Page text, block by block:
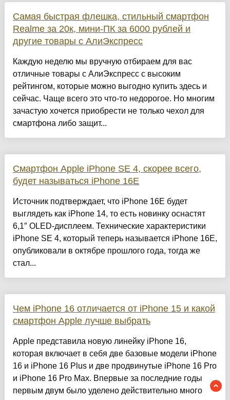
Самая быстрая флешка, стильный смартфон
Realme за 20к, мини-ПК за 6000 рублей и
другие товары с АлиЭкспресс
Каждую неделю мы вручную отбираем для вас
отличные товары с АлиЭкспресс с высоким
рейтингом, которые можно выгодно купить здесь и
сейчас. Чаще всего это что-то недорогое. Но многим
зачастую хочется приобрести не только чехол для
смартфона либо защит...
Смартфон Apple iPhone SE 4, скорее всего,
будет называться iPhone 16E
Источник подтверждает, что iPhone 16E будет
выглядеть как iPhone 14, то есть новинку оснастят
6,1″ OLED-дисплеем. Технические характеристики
iPhone SE 4, который теперь называется iPhone 16E,
опубликовали в октябре прошлого года, тогда же
стал...
Чем iPhone 16 отличается от iPhone 15 и какой
смартфон Apple лучше выбрать
Apple представила новую линейку iPhone 16,
которая включает в себя две базовые модели iPhone
16 и iPhone 16 Plus и две продвинутые iPhone 16 Pro
и iPhone 16 Pro Max. Впервые за последние годы
первым двум было уделено действительно много